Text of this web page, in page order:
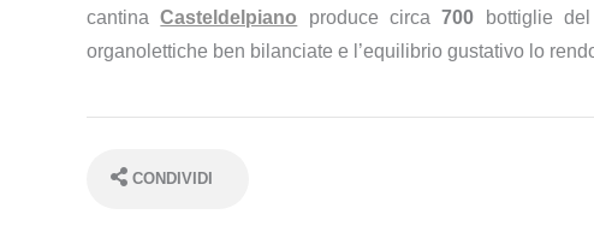
cantinaCasteldelpiano produce circa700 bottiglie
organolettiche ben bilanciate e l’equilibrio gustativo lo
CONDIVIDI